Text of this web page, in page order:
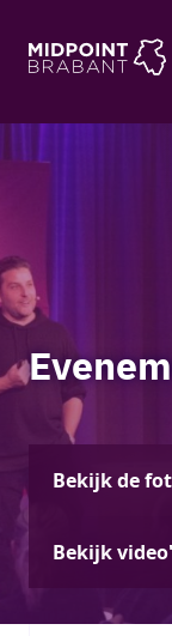
Bekijk de
Bekijk